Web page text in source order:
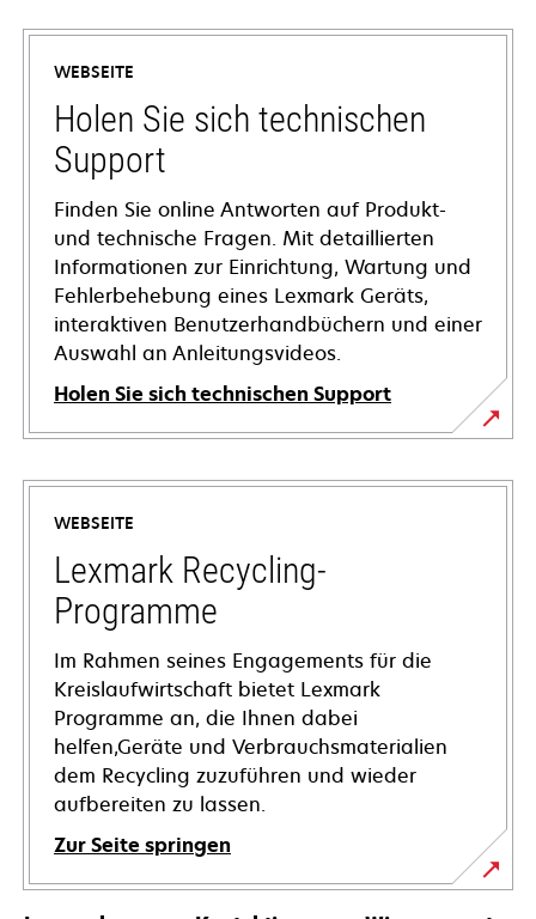
WEBSEITE
Holen Sie sich technischen
Support
Finden Sie online Antworten auf Produkt-
und technische Fragen. Mit detaillierten
Informationen zur Einrichtung, Wartung und
Fehlerbehebung eines Lexmark Geräts,
interaktiven Benutzerhandbüchern und einer
Auswahl an Anleitungsvideos.
Holen Sie sich technischen Support
wird
in
neuen
Registerkarte
geöffnet
WEBSEITE
Lexmark Recycling-
Programme
Im Rahmen seines Engagements für die
Kreislaufwirtschaft bietet Lexmark
Programme an, die Ihnen dabei
helfen,Geräte und Verbrauchsmaterialien
dem Recycling zuzuführen und wieder
aufbereiten zu lassen.
Zur Seite springen